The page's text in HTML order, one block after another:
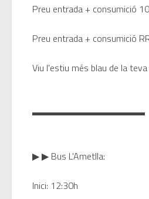
Preu entrada + consumició
Preu entrada + consumició
Viu l'estiu més blau de la
▬▬▬▬▬▬▬▬▬▬▬▬
▶ ▶ Bus L'Ametlla:
Inici: 12:30h